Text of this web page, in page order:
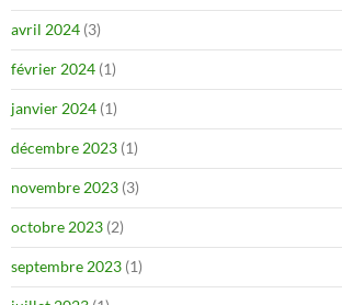
avril 2024 (3)
février 2024 (1)
janvier 2024 (1)
décembre 2023 (1)
novembre 2023 (3)
octobre 2023 (2)
septembre 2023 (1)